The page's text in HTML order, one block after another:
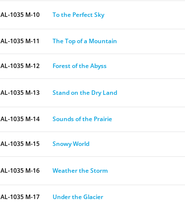
AL-1035 M-10 To the Perfect Sky
AL-1035 M-11 The Top of a Mountain
AL-1035 M-12 Forest of the Abyss
AL-1035 M-13 Stand on the Dry Land
AL-1035 M-14 Sounds of the Prairie
AL-1035 M-15 Snowy World
AL-1035 M-16 Weather the Storm
AL-1035 M-17 Under the Glacier